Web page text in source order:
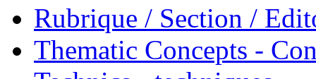
Rubrique / Section /
Thematic Concepts -